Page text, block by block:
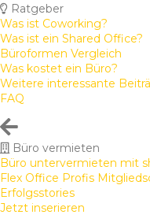
Ratgeber
Was ist Coworking?
Was ist ein Shared Office?
Büroformen Vergleich
Was kostet ein Büro?
Weitere interessante
FAQ
Büro vermieten
Büro untervermieten mit
Flex Office Profis
Erfolgsstories
Jetzt inserieren